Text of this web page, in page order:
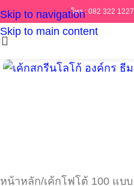
Skip to navigation
Skip to main content
โทร : 082 322 1227
หน้าหลัก/เค้กโฟโต้ 100 แบบ